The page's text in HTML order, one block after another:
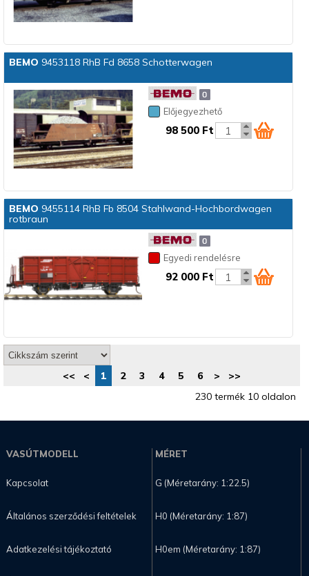
BEMO 9453118 RhB Fd 8658 Schotterwagen
Előjegyezhető
98 500 Ft
BEMO 9455114 RhB Fb 8504 Stahlwand-Hochbordwagen
rotbraun
Egyedi rendelésre
92 000 Ft
<< < 1 2 3 4 5 6 >
>>
230 termék 10 oldalon
VASÚTMODELL
Kapcsolat
Általános szerződési feltételek
Adatkezelési tájékoztató
MÉRET
G (Méretarány: 1:22.5)
H0 (Méretarány: 1:87)
H0em (Méretarány: 1:87)